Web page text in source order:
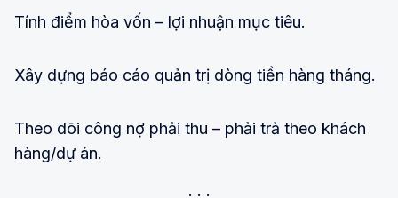
Tính điểm hòa vốn – lợi nhuận mục tiêu.
Xây dựng báo cáo quản trị dòng tiền hàng tháng.
Theo dõi công nợ phải thu – phải trả theo khách
hàng/dự án.